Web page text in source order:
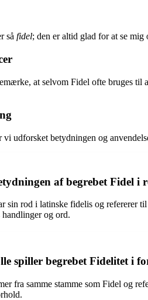
så fidel; den er altid glad for at se
at selvom Fidel ofte bruges til
vi udforsket betydningen og
af begrebet Fidel
sin rod i latinske fidelis og refererer
handlinger og ord.
spiller begrebet Fidelitet i
fra samme stamme som Fidel og